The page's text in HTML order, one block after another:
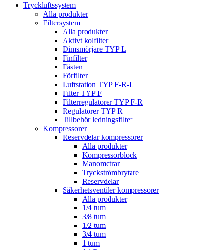
Tryckluftssystem
Alla produkter
Filtersystem
Alla produkter
Aktivt kolfilter
Dimsmörjare TYP L
Finfilter
Fästen
Förfilter
Luftstation TYP F-R-L
Filter TYP F
Filterregulatorer TYP F-R
Regulatorer TYP R
Tillbehör ledningsfilter
Kompressorer
Reservdelar kompressorer
Alla produkter
Kompressorblock
Manometrar
Tryckströmbrytare
Reservdelar
Säkerhetsventiler kompressorer
Alla produkter
1/4 tum
3/8 tum
1/2 tum
3/4 tum
1 tum